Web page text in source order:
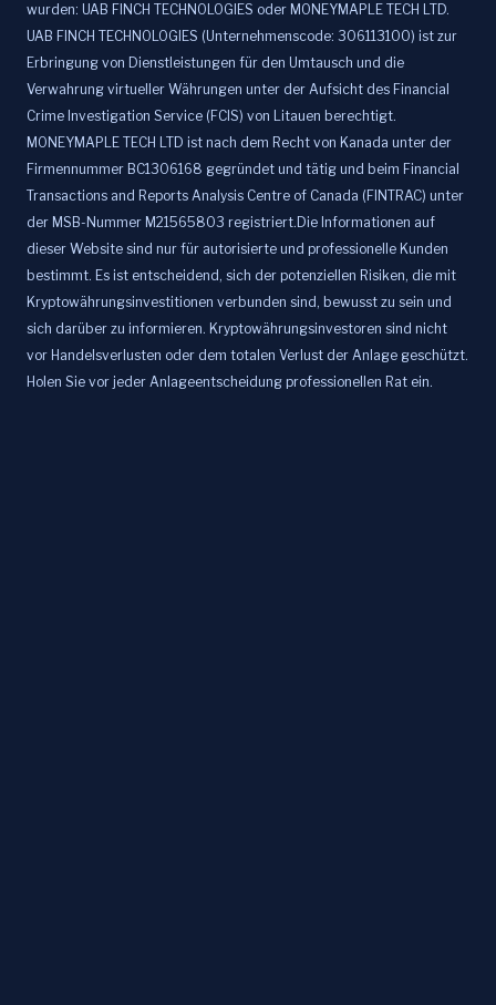
wurden: UAB FINCH TECHNOLOGIES oder MONEYMAPLE TECH LTD.
UAB FINCH TECHNOLOGIES (Unternehmenscode: 306113100) ist zur
Erbringung von Dienstleistungen für den Umtausch und die
Verwahrung virtueller Währungen unter der Aufsicht des Financial
Crime Investigation Service (FCIS) von Litauen berechtigt.
MONEYMAPLE TECH LTD ist nach dem Recht von Kanada unter der
Firmennummer BC1306168 gegründet und tätig und beim Financial
Transactions and Reports Analysis Centre of Canada (FINTRAC) unter
der MSB-Nummer M21565803 registriert.Die Informationen auf
dieser Website sind nur für autorisierte und professionelle Kunden
bestimmt. Es ist entscheidend, sich der potenziellen Risiken, die mit
Kryptowährungsinvestitionen verbunden sind, bewusst zu sein und
sich darüber zu informieren. Kryptowährungsinvestoren sind nicht
vor Handelsverlusten oder dem totalen Verlust der Anlage geschützt.
Holen Sie vor jeder Anlageentscheidung professionellen Rat ein.